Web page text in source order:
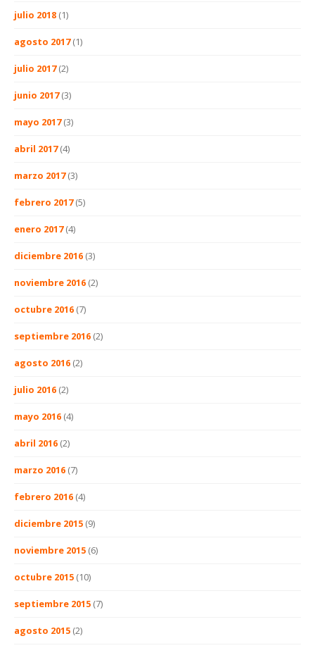
julio 2018 (1)
agosto 2017(1)
julio 2017(2)
junio 2017(3)
mayo 2017(3)
abril 2017(4)
marzo 2017(3)
febrero 2017(5)
enero 2017(4)
diciembre 2016 (3)
noviembre 2016 (2)
octubre 2016 (7)
septiembre 2016 (2)
agosto 2016 (2)
julio 2016 (2)
mayo 2016 (4)
abril 2016 (2)
marzo 2016 (7)
febrero 2016 (4)
diciembre 2015 (9)
noviembre 2015 (6)
octubre 2015 (10)
septiembre 2015 (7)
agosto 2015 (2)